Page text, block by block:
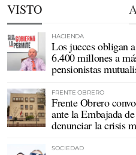
VISTO
HACIENDA
Los jueces obligan
6.400 millones a
pensionistas
FRENTE OBRERO
Frente Obrero
ante la Embajada
denunciar la crisis
SOCIEDAD